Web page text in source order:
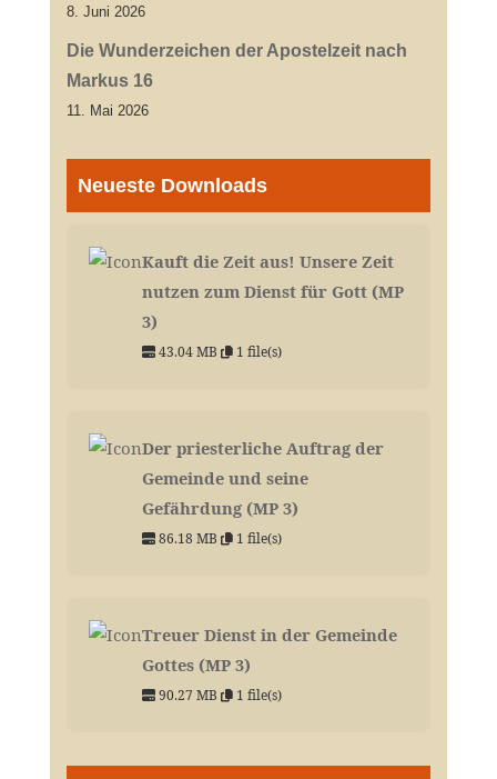
8. Juni 2026
Die Wunderzeichen der Apostelzeit nach
Markus 16
11. Mai 2026
Neueste Downloads
Kauft die Zeit aus! Unsere Zeit
nutzen zum Dienst für Gott (MP
3)
43.04 MB 1 file(s)
Der priesterliche Auftrag der
Gemeinde und seine
Gefährdung (MP 3)
86.18 MB 1 file(s)
Treuer Dienst in der Gemeinde
Gottes (MP 3)
90.27 MB 1 file(s)